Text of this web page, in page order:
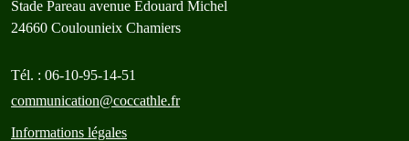
Stade Pareau avenue Edouard Michel
24660 Coulounieix Chamiers
Tél. : 06-10-95-14-51
communication@coccathle.fr
Informations légales